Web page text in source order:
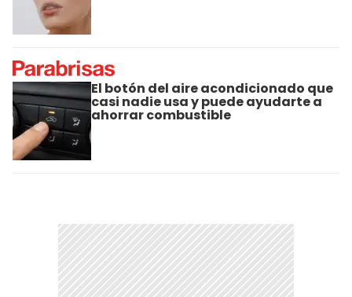
El botón del aire acondicionado que
casi nadie usa y puede ayudarte a
ahorrar combustible